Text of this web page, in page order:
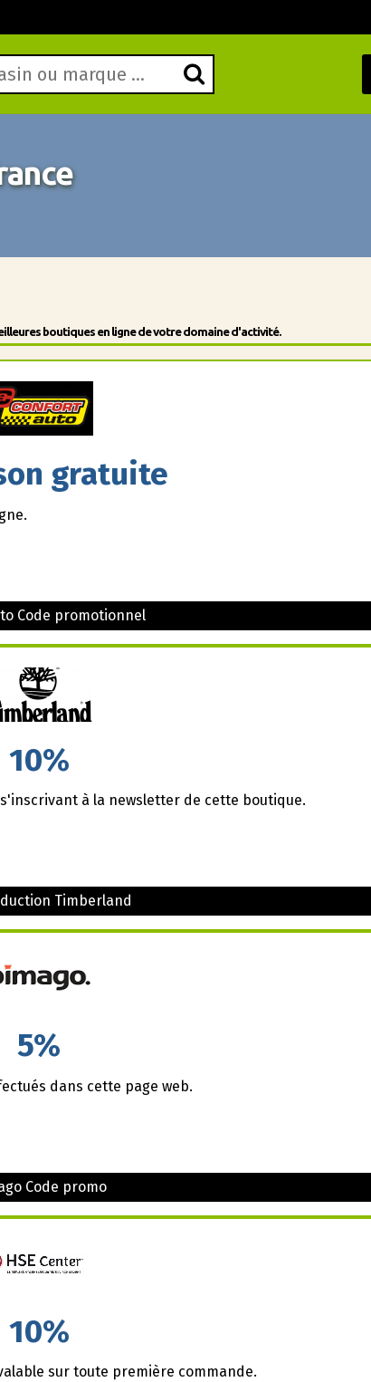
boutiques en ligne de votre domaine d'activité.
gratuite
Code promotionnel
10%
à la newsletter de cette boutique.
Timberland
5%
dans cette page web.
Code promo
10%
sur toute première commande.